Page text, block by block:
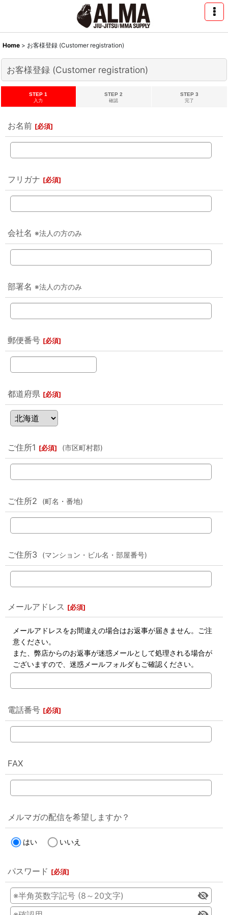
Home > お客様登録 (Customer registration)
お客様登録 (Customer registration)
STEP 1
入力
STEP 2
確認
STEP 3
完了
お名前 [必須]
フリガナ [必須]
会社名 ※法人の方のみ
部署名 ※法人の方のみ
郵便番号 [必須]
都道府県 [必須]
ご住所1 [必須] (市区町村郡)
ご住所2 (町名・番地)
ご住所3 (マンション・ビル名・部屋番号)
メールアドレス [必須]
メールアドレスをお間違えの場合はお返事が届きません。ご注
意ください。
また、弊店からのお返事が迷惑メールとして処理される場合が
ございますので、迷惑メールフォルダもご確認ください。
電話番号 [必須]
FAX
メルマガの配信を希望しますか？
はい いいえ
パスワード [必須]